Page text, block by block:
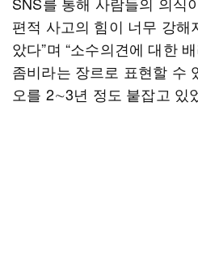
편적 사고의 힘이 너무 강해
았다”며 “소수의견에 대한
좀비라는 장르로 표현할 수
오를 2∼3년 정도 붙잡고 있